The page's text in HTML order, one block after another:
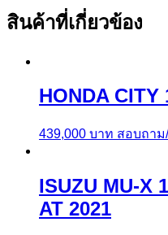
สินค้าที่เกี่ยวข้อง
HONDA CITY
439,000 บาท สอบถาม
ISUZU MU-X
AT 2021